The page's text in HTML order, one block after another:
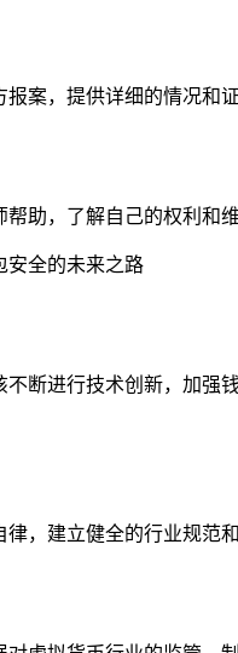
案，提供详细的情况和
助，了解自己的权利和
安全的未来之路
不断进行技术创新，加强
，建立健全的行业规范